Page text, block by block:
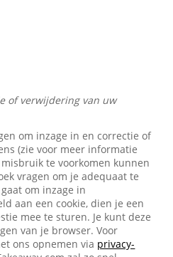
of verwijdering van uw
om inzage in en correctie of
(zie voor meer informatie
misbruik te voorkomen kunnen
vragen om je adequaat te
om inzage in
aan een cookie, dien je een
mee te sturen. Je kunt deze
van je browser. Voor
ons opnemen via privacy-